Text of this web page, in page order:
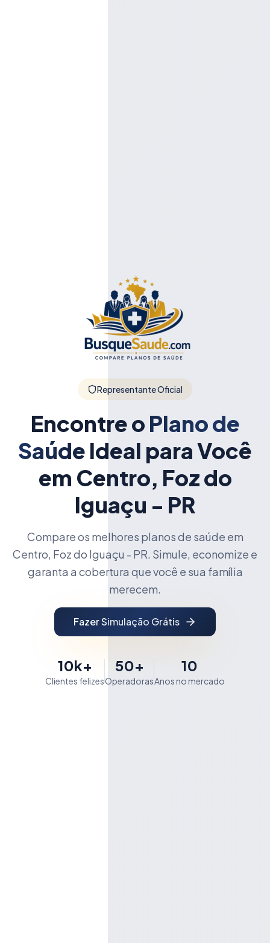
Representante Oficial
Encontre o Plano de
Saúde Ideal para Você
em Centro, Foz do
Iguaçu - PR
Compare os melhores planos de saúde em
Centro, Foz do Iguaçu - PR. Simule, economize e
garanta a cobertura que você e sua família
merecem.
Fazer Simulação Grátis
10k+
Clientes felizes
50+
Operadoras
10
Anos no mercado